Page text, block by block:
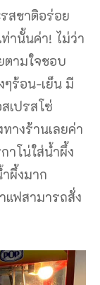
สชาติอร่อย
านั้นค่า! ไม่ว่า
ตามใจชอบ
ร้อน-เย็น มี
เปรสโซ่
างร้านเลยค่า
าโน่ใส่น้ำผึ้ง
ผึ้งมาก
แฟสามารถสั่ง